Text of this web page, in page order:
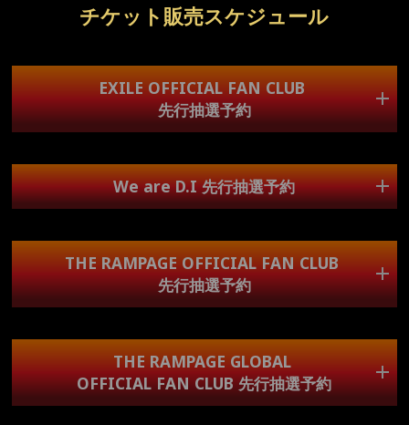
えづらくなる可能性がございます。あらかじめご了承願
理解とご協力をお願い申し上げます。
【公演に関するお問い合わせ先】
SOGO TOKYO：03-3405-9999 (月～土 12:00～13:00 /
※政府や自治体の方針により、感染症対策にご協力いただ
く場合がございます。
ご当選されたお客様のみ、アップグレードチケット抽選受
付のお申込みが可能となります。
演を選択してお申込みページへお進みください。
※ご購入いただいた公演・枚数でのみお申込みいただけま
す。他公演・⼀部枚数のみのお申込みはできません。
特典：アリーナ保証
・EXILE OFFICIAL FAN CLUB先行抽選予約
・We are D.I先行抽選予約
・THE RAMPAGE OFFICIAL FAN CLUB先行抽選予約
・BALLISTIK BOYZ OFFICIAL FAN CLUB先行抽選予約
・BALLISTIK BOYZ GLOBAL OFFICIAL FAN CLUB先行抽
チケット販売スケジュール
EXILE OFFICIAL FAN CLUB
先行抽選予約
申込期間
6/29(月)15:00～7/5(日)23:00
対象者
申込み期間内にファンクラブサイトに
ログイン可能な会員様が対象になります。
We are D.I 先行抽選予約
申込期間
6/29(月)15:00～7/5(日)23:00
※各公演4枚までお申込み可能
対象者
申込み期間内にファンクラブサイトに
ログイン可能な会員様が対象になります。
THE RAMPAGE OFFICIAL FAN CLUB
先行抽選予約
申込期間
6/29(月)15:00～7/5(日)23:00
※各公演4枚までお申込み可能
THE RAMPAGE GLOBAL
OFFICIAL FAN CLUB 先行抽選予約